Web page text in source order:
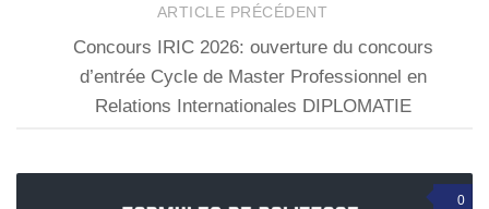
ARTICLE PRÉCÉDENT
Concours IRIC 2026: ouverture du concours
d’entrée Cycle de Master Professionnel en
Relations Internationales DIPLOMATIE
0